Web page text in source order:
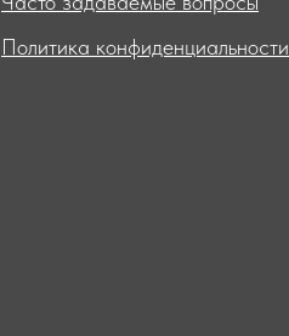
Политика конфиденциальности